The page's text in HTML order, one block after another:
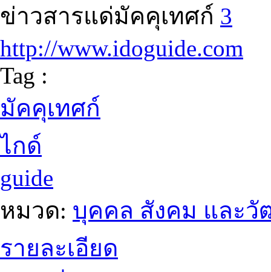
ข่าวสารแด่มัคคุเทศก์ 3
http://www.idoguide.com
Tag :
มัคคุเทศก์
ไกด์
guide
หมวด: บุคคล สังคม และวั
รายละเอียด